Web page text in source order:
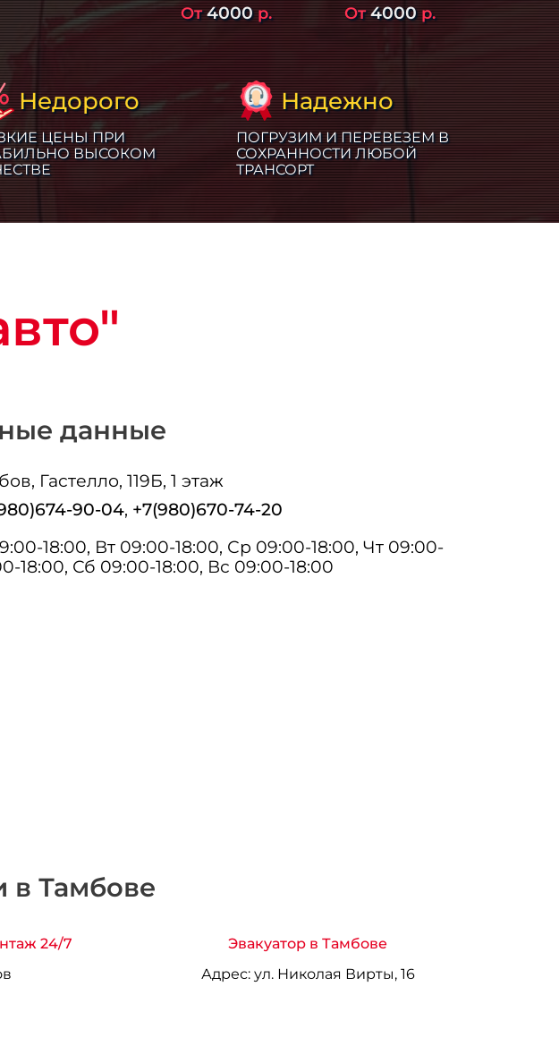
От4000р. От4000р.
Недорого
ЦЕНЫ ПРИ
ВЫСОКОМ
Надежно
ПОГРУЗИМ И ПЕРЕВЕЗЕМ В
СОХРАННОСТИ ЛЮБОЙ
ТРАНСОРТ
данные
, Гастелло, 119Б, 1 этаж
90-04, +7(980)670-74-20
18:00, Вт 09:00-18:00, Ср 09:00-18:00, Чт 09:00-
18:00, Сб 09:00-18:00, Вс 09:00-18:00
в Тамбове
24/7
Эвакуатор в Тамбове
Адрес:ул. Николая Вирты, 16